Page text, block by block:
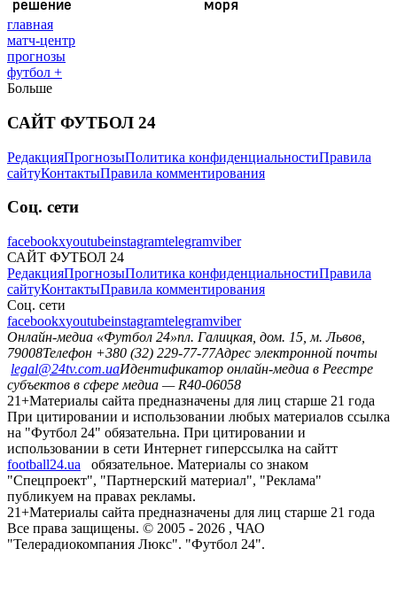
главная
матч-центр
прогнозы
футбол +
Больше
САЙТ ФУТБОЛ 24
РедакцияПрогнозыПолитика конфиденциальностиПравила
сайтуКонтактыПравила комментирования
Соц. сети
facebookxyoutubeinstagramtelegramviber
САЙТ ФУТБОЛ 24
РедакцияПрогнозыПолитика конфиденциальностиПравила
сайтуКонтактыПравила комментирования
Соц. сети
facebookxyoutubeinstagramtelegramviber
Онлайн-медиа «Футбол 24»пл. Галицкая, дом. 15, м. Львов,
79008Телефон +380 (32) 229-77-77Адрес электронной почты
legal@24tv.com.uaИдентификатор онлайн-медиа в Реестре
субъектов в сфере медиа — R40-06058
21+Материалы сайта предназначены для лиц старше 21 года
При цитировании и использовании любых материалов ссылка
на "Футбол 24" обязательна. При цитировании и
использовании в сети Интернет гиперссылка на сайтт
football24.ua
обязательное. Материалы со знаком
"Спецпроект", "Партнерский материал", "Реклама"
публикуем на правах рекламы.
21+Материалы сайта предназначены для лиц старше 21 года
Все права защищены. © 2005 - 2026 , ЧАО
"Телерадиокомпания Люкс". "Футбол 24".